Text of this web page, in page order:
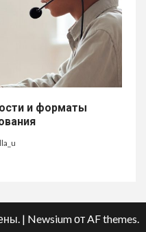
и форматы
| Newsiumот AF themes.